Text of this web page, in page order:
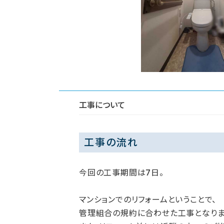
工事について
工事の流れ
今回の工事期間は7日。
マンションでのリフォームということで、
管理組合の規約に合わせた工事となりま